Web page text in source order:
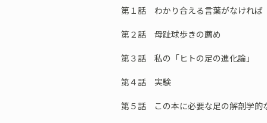
第１話 わかり合える言葉がなければ
第２話 母趾球歩きの薦め
第３話 私の「ヒトの足の進化論」
第４話 実験
第５話 この本に必要な足の解剖学的